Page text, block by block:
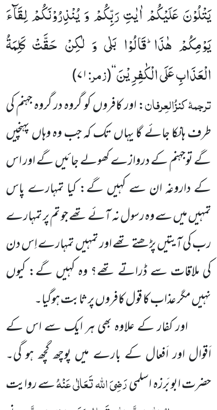
یَتْلُوْنَ عَلَیْكُمْ اٰیٰتِ رَبِّكُمْ وَ یُنْذِرُوْنَكُمْ لِقَآءَ
یَوْمِكُمْ هٰذَاؕ-قَالُوْا بَلٰى وَ لٰكِنْ حَقَّتْ كَلِمَةُ
الْعَذَابِ عَلَى الْكٰفِرِیْنَ‘‘(زمر:۷۱)
ترجمۂ کنزُالعِرفان: اور کافروں کو گروہ در گروہ جہنم کی
طرف ہانکا جائے گا یہاں تک کہ جب وہ وہاں پہنچیں
گے توجہنم کے دروازے کھولے جائیں گے اور اس
کے داروغہ ان سے کہیں گے: کیا تمہارے پاس
تمہیں میں سے وہ رسول نہ آئے تھے جو تم پر تمہارے
رب کی آیتیں پڑھتے تھے اور تمہیں تمہارے اِس دن
کی ملاقات سے ڈراتے تھے؟ وہ کہیں گے: کیوں
نہیں مگر عذاب کا قول کافروں پر ثابت ہوگیا۔
اور کفار کے علاوہ بھی ہر ایک سے اس کے
اَقوال اور اَفعال کے بارے میں پوچھ گچھ ہو گی۔
حضرت ابو بَرزہ اسلمیرَضِیَ اللہ تَعَالٰی عَنْہُسے روایت